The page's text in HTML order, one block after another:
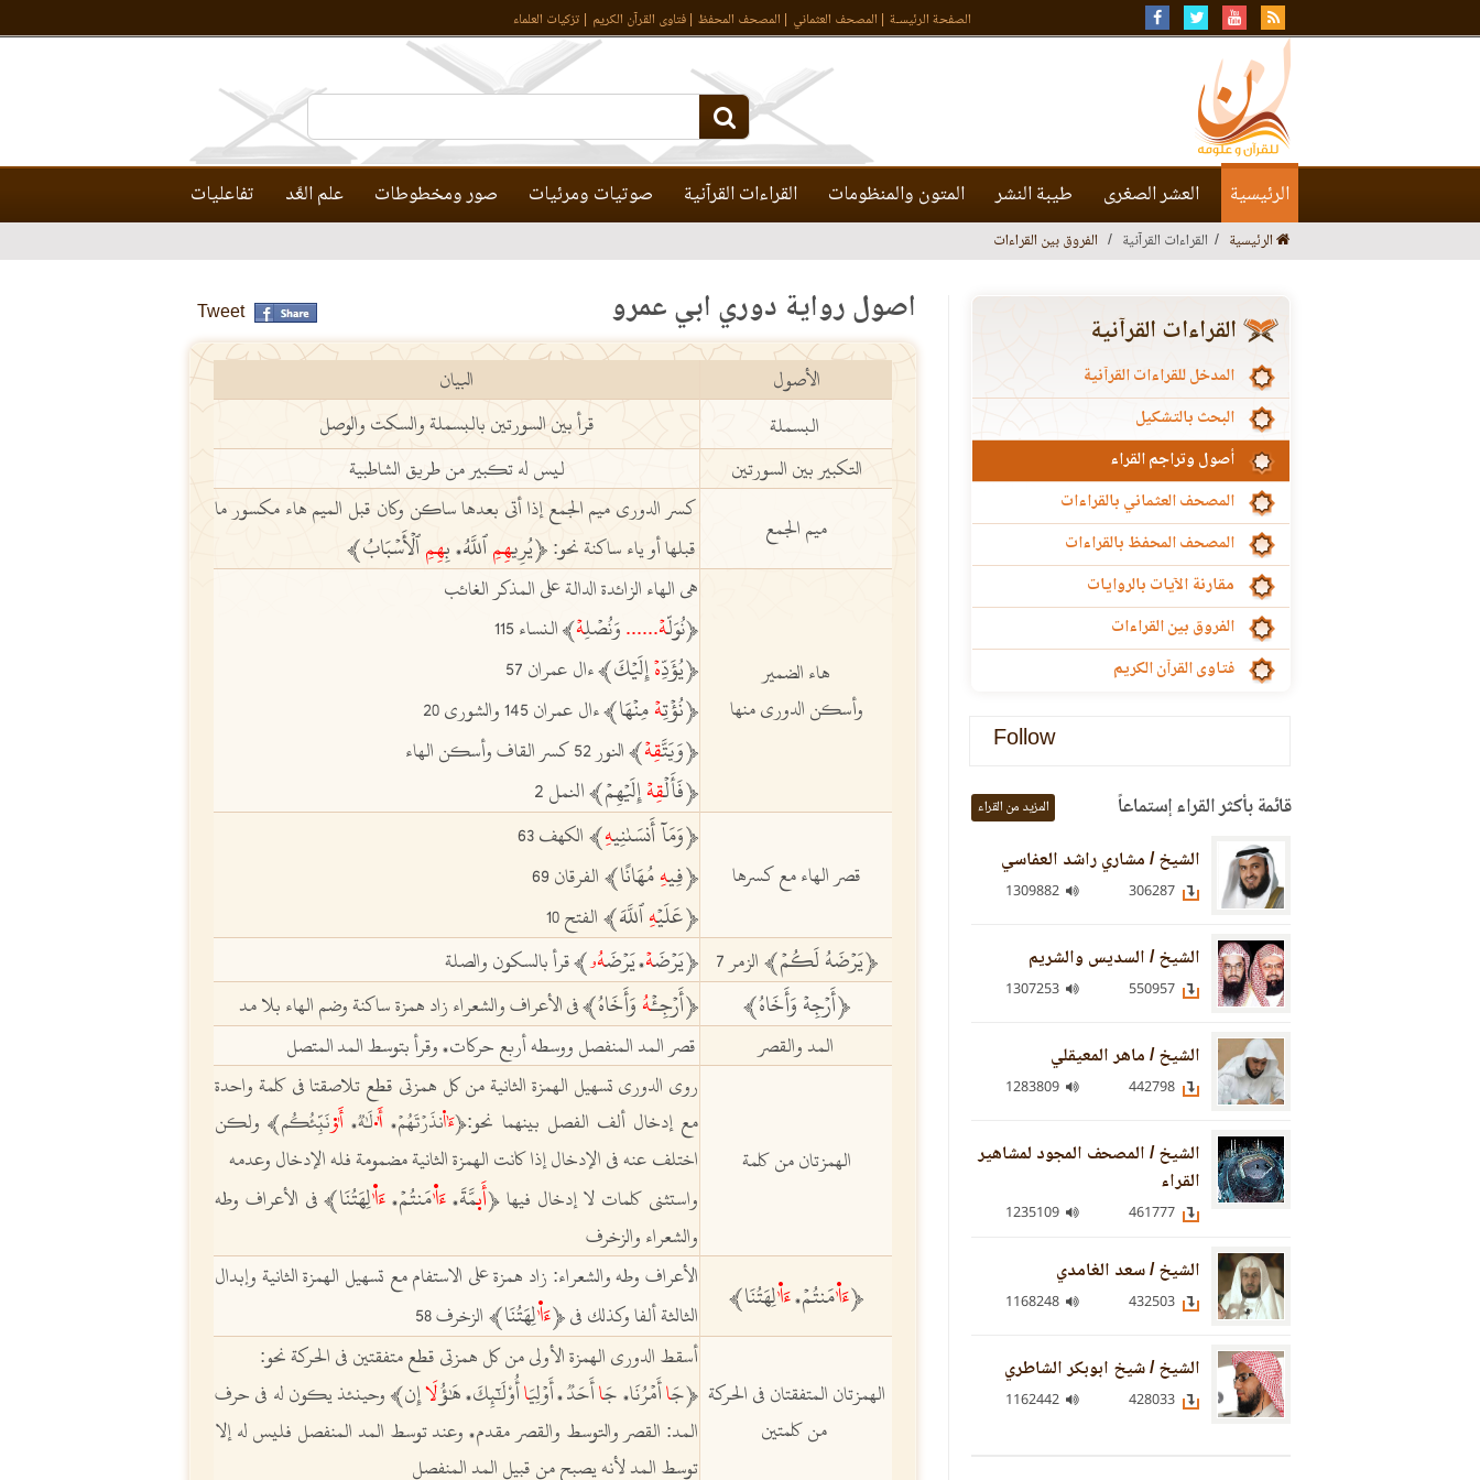
الصفحة الرئيسـة المصحف العثماني المصحف المحفظ فتاوى القرآن الكريم تزكيات العلماء
الرئيسية العشر الصغرى طيبة النشر المتون والمنظومات القراءات القرآنية صوتيات ومرئيات صور ومخطوطات علم العَّد تفاعليات
الرئيسية القراءات القرآنية الفروق بين القراءات
أصول رواية دوري أبي عمرو Tweet
الأصول
البيان
البسملة
قرأ بين السورتين بالبسملة والسكت والوصل
التكبير بين السورتين
ليس له تكبير من طريق الشاطبية
ميم الجمع
كسر الدوري ميم الجمع إذا أتى بعدها ساكن وكان قبل الميم هاء مكسور ما
قبلها أو ياء ساكنة نحو:ﵳيُرِيهِمِٱللَّهُ، بِهِمِٱلۡأَسۡبَابُﵲ
هاء الضمير
وأسكن الدوري منها
هي الهاء الزائدة الدالة على المذكر الغائب
ﵳنُوَلّهۡ......وَنُصۡلِهۡﵲالنساء 115
ﵳيُؤَدِّهۡإِلَيۡكَﵲءال عمران 57
ﵳنُؤۡتِهۡمِنۡهَاﵲءال عمران 145 والشورى 20
ﵳوَيَتَّقِهۡﵲالنور 52 كسر القاف وأسكن الهاء
ﵳفَأَلۡقِهۡ إِلَيۡهِمۡﵲالنمل 2
قصر الهاء مع كسرها
ﵳوَمَآ أَنسَىٰنِيهِﵲالكهف 63
ﵳفِيهِمُهَانًاﵲالفرقان 69
ﵳعَلَيۡهِٱللَّهَﵲالفتح 10
ﵳيَرۡضَهُ لَكُمۡﵲالزمر 7 ﵳيَرۡضَهۡ، يَرۡضَهُۥﵲقرأ بالسكون والصلة
ﵳأَرۡجِهۡ وَأَخَاهُﵲ ﵳأَرۡجِـٔۡهُوَأَخَاهُﵲفيالأعراف والشعراء زاد همزة ساكنة وضم الهاء بلا مد
المد والقصر
قصر المد المنفصل ووسطه أربع حركات، وقرأ بتوسطالمدالمتصل
الهمزتان من كلمة
روى الدوري تسهيل الهمزة الثانية من كل همزتي قطع تلاصقتا في كلمة واحدة
مع إدخال ألف الفصل بينهما نحو:ﵳﵦنذَرۡتَهُمۡ، ﵬلَٰهٞ، ﵩنَبِّئُكُمﵲ ولكن
اختلف عنه في الإدخال إذا كانت الهمزة الثانية مضمومة فله الإدخال وعدمه
واستثنى كلمات لا إدخال فيهاﵳأَىٜمَّةَ، ﵭمَنتُمۡ، ﵭلِهَتُنَاﵲفي الأعراف وطه
والشعراء والزخرف
ﵳﵭمَنتُمۡ، ﵭلِهَتُنَاﵲ الأعراف وطه والشعراء: زاد همزة على الاستفام مع تسهيل الهمزة الثانية وإبدال
الثالثة ألفاوكذلك فيﵳﵭلِهَتُنَاﵲالزخرف58
الهمزتان المتفقتان في الحركة
من كلمتين
أسقط الدوري الهمزة الأولى من كل همزتي قطع متفقتين في الحركة نحو:
ﵳجَاأَمۡرُنَا، جَاأَحَدٞ ، أَوۡلِيَاأُوْلَٰٓئِكَ،هَٰؤُلَاإِنﵲوحينئذ يكون له في حرف
المد: القصر والتوسط والقصر مقدم، وعند توسط المد المنفصل فليس له إلا
توسط المد لأنه يصبح من قبيل المد المنفصل
القراءات القرآنية
المدخل للقراءات القرآنية
البحث بالتشكيل
أصول وتراجم القراء
المصحف العثماني بالقراءات
المصحف المحفظ بالقراءات
مقارنة الآيات بالروايات
الفروق بين القراءات
فتاوى القرآن الكريم
Follow
قائمة بأكثر القراء إستماعاً المزيد من القراء
الشيخ / مشاري راشد العفاسي
الشيخ / السديس والشريم
الشيخ / ماهر المعيقلي
الشيخ / المصحف المجود لمشاهير
القراء
الشيخ / سعد الغامدي
الشيخ / شيخ ابوبكر الشاطري